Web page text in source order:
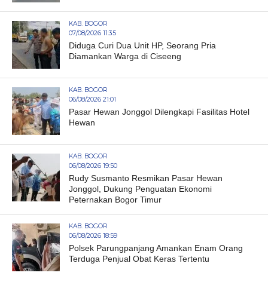
KAB. BOGOR
07/08/2026 11:35
Diduga Curi Dua Unit HP, Seorang Pria
Diamankan Warga di Ciseeng
KAB. BOGOR
06/08/2026 21:01
Pasar Hewan Jonggol Dilengkapi Fasilitas Hotel
Hewan
KAB. BOGOR
06/08/2026 19:50
Rudy Susmanto Resmikan Pasar Hewan
Jonggol, Dukung Penguatan Ekonomi
Peternakan Bogor Timur
KAB. BOGOR
06/08/2026 18:59
Polsek Parungpanjang Amankan Enam Orang
Terduga Penjual Obat Keras Tertentu